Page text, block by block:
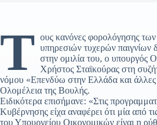
Τ ους κανόνες φορολόγησης
υπηρεσιών τυχερών παιγνίων
στην ομιλία του, ο υπουργός
Χρήστος Σταϊκούρας στη
νόμου «Επενδύω στην Ελλάδα και άλλες
Ολομέλεια της Βουλής.
Ειδικότερα επισήμανε: «Στις
Κυβέρνησης είχα αναφέρει ότι μία από
του Υπουργείου Οικονομικών είναι η